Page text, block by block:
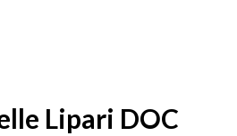
Lipari DOC